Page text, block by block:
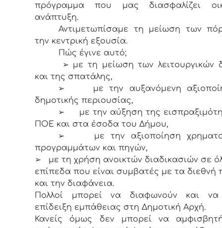
πρόγραμμα που μας διασφαλίζει
ανάπτυξη.
Αντιμετωπίσαμε τη μείωση των
την κεντρική εξουσία.
Πώς έγινε αυτό;
➢ με τη μείωση των λειτουργικών
και της σπατάλης,
➢ με την αυξανόμενη
δημοτικής περιουσίας,
➢ με την αύξηση της
ΠΟΕ και στα έσοδα του Δήμου,
➢ με την αξιοποίηση
προγραμμάτων και πηγών,
➢ με τη χρήση ανοικτών διαδικασιών σε
επίπεδα που είναι συμβατές με τα διεθνή
και την διαφάνεια.
Πολλοί μπορεί να διαφωνούν και να
επίδειξη εμπάθειας στη Δημοτική Αρχή.
Κανείς όμως δεν μπορεί να